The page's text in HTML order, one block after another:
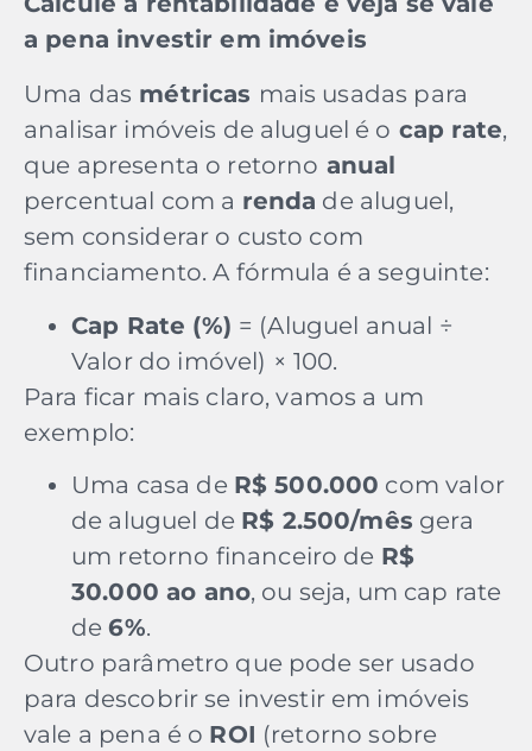
a pena investir em imóveis
Uma das métricas mais usadas para
analisar imóveis de aluguel é o cap rate,
que apresenta o retorno anual
percentual com a renda de aluguel,
sem considerar o custo com
financiamento. A fórmula é a seguinte:
Cap Rate (%) = (Aluguel anual ÷
Valor do imóvel) × 100.
Para ficar mais claro, vamos a um
exemplo:
Uma casa de R$ 500.000 com valor
de aluguel de R$ 2.500/mês gera
um retorno financeiro de R$
30.000 ao ano, ou seja, um cap rate
de6%.
Outro parâmetro que pode ser usado
para descobrir se investir em imóveis
vale a pena é o ROI (retorno sobre